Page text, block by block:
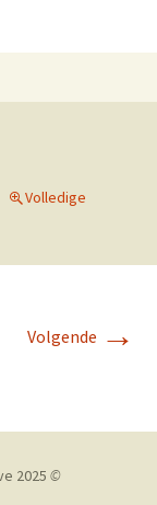
Volledige
Volgende →
2025 ©